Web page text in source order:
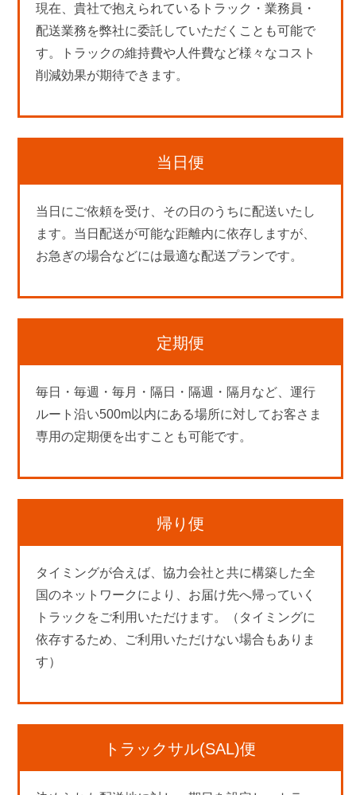
現在、貴社で抱えられているトラック・業務員・
配送業務を弊社に委託していただくことも可能で
す。トラックの維持費や人件費など様々なコスト
削減効果が期待できます。
当日便
当日にご依頼を受け、その日のうちに配送いたし
ます。当日配送が可能な距離内に依存しますが、
お急ぎの場合などには最適な配送プランです。
定期便
毎日・毎週・毎月・隔日・隔週・隔月など、運行
ルート沿い500m以内にある場所に対してお客さま
専用の定期便を出すことも可能です。
帰り便
タイミングが合えば、協力会社と共に構築した全
国のネットワークにより、お届け先へ帰っていく
トラックをご利用いただけます。（タイミングに
依存するため、ご利用いただけない場合もありま
す）
トラックサル(SAL)便